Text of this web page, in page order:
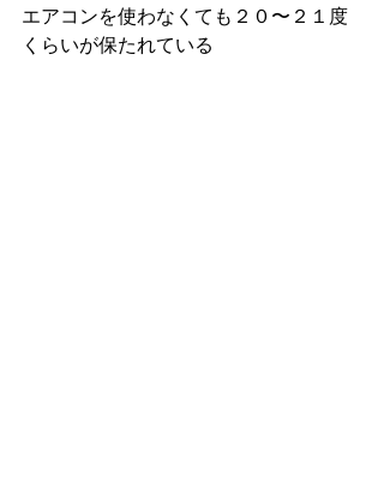
エアコンを使わなくても２０〜２１度
くらいが保たれている